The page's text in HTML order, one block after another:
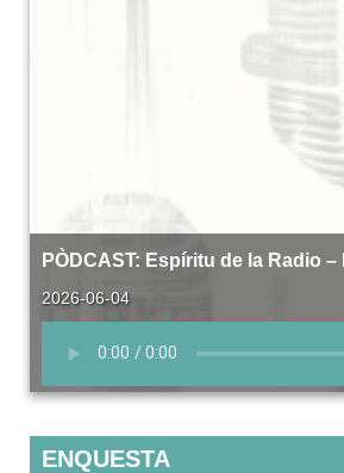
PÒDCAST: Espíritu de la Radio
2026-06-04
ENQUESTA